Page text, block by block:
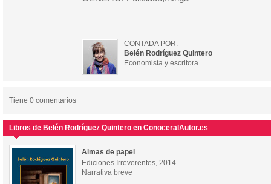
CONTADA POR:
Belén Rodríguez Quintero
Economista y escritora.
Tiene 0 comentarios
Libros de Belén Rodríguez Quintero en ConoceralAutor.es
Almas de papel
Ediciones Irreverentes, 2014
Narrativa breve